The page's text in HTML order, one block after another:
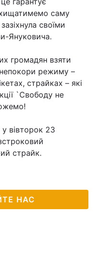
саму
своїми
Януковича.
громадян взяти
режиму –
страйках – які
`Свободу не
вівторок 23
страйк.
НАС